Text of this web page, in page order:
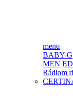
menu
BABY-G
MEN
Rádiom